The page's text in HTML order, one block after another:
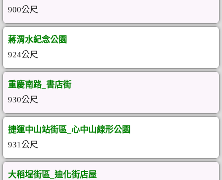
900公尺
蔣渭水紀念公園
924公尺
重慶南路_書店街
930公尺
捷運中山站街區_心中山線形公園
931公尺
大稻埕街區_迪化街店屋